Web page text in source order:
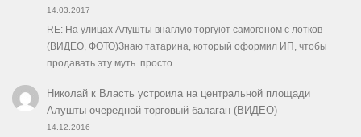
14.03.2017
RE: На улицах Алушты внаглую торгуют самогоном с лотков
(ВИДЕО, ФОТО)Знаю татарина, который оформил ИП, чтобы
продавать эту муть. просто…
Николайк Власть устроила на центральной площади
Алушты очередной торговый балаган (ВИДЕО)
14.12.2016